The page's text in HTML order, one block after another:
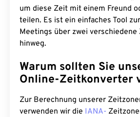
um diese Zeit mit einem Freund
teilen. Es ist ein einfaches Tool
Meetings über zwei verschiedene
hinweg.
Warum sollten Sie
Online-Zeitkonverter
Zur Berechnung unserer
verwenden wir die IANA-